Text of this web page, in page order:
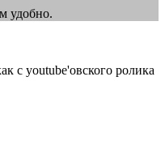
удобно.
с youtube'овского ролика